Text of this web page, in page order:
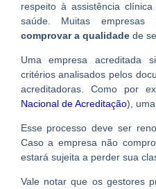
respeito à assistência
saúde. Muitas
comprovar a qualidade de
Uma empresa acreditada
critérios analisados pelos
acreditadoras. Como por
Nacional de Acreditação),
Esse processo deve ser
Caso a empresa não
estará sujeita a perder sua
Vale notar que os gestores